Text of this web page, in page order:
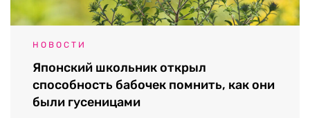
НОВОСТИ
Японский школьник открыл
способность бабочек помнить, как они
были гусеницами